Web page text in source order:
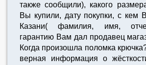
также сообщили), какого
Вы купили, дату покупки, с кем
Казани( фамилия, имя,
гарантию Вам дал продавец
Когда произошла поломка
верная информация о